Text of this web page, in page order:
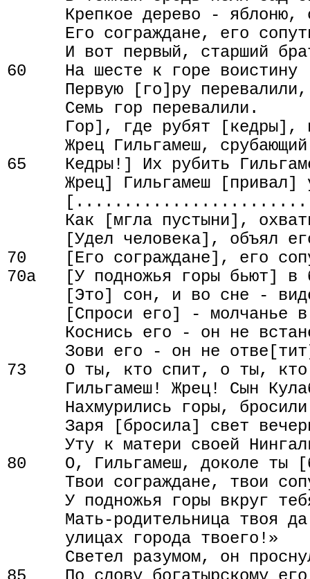
Крепкое дерево - яблоню,
Его сограждане, его
И вот первый, старший
60    На шесте к горе воистину
Первую [го]ру
      Семь гор перевалили.
Гор], где рубят [кедры],
Жрец Гильгамеш,
65    Кедры!] Их рубить
Жрец] Гильгамеш [привал]
Как [мгла пустыни],
[Удел человека], объял
70    [Его сограждане], его
70а   [У подножья горы бьют] в
[Это] сон, и во сне -
[Спроси его] - молчанье
Коснись его - он не
Зови его - он не
73    О ты, кто спит, о ты, кто
Гильгамеш! Жрец! Сын
Нахмурились горы,
Заря [бросила] свет
Уту к матери своей
80    О, Гильгамеш, доколе ты
Твои сограждане, твои
У подножья горы вкруг
Мать-родительница твоя
      улицах города твоего!»
Светел разумом, он